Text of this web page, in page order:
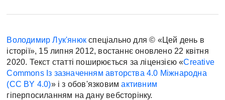
Володимир Лук'янюк спеціально для © «Цей день в
історії», 15 липня 2012, востаннє оновлено 22 квітня
2020. Текст статті поширюється за ліцензією «Creative
Commons Із зазначенням авторства 4.0 Міжнародна
(CC BY 4.0)» і з обов'язковимактивним
гіперпосиланням на дану вебсторінку.